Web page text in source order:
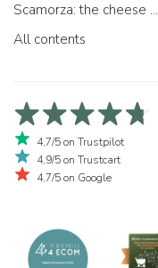
Scamorza: the cheese ...
All contents
4,7/5 on Trustpilot
4,9/5 on Trustcart
4,7/5 on Google